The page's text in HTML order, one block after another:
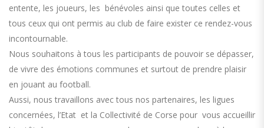
entente, les joueurs, les bénévoles ainsi que toutes celles et
tous ceux qui ont permis au club de faire exister ce rendez-vous
incontournable.
Nous souhaitons à tous les participants de pouvoir se dépasser,
de vivre des émotions communes et surtout de prendre plaisir
en jouant au football.
Aussi, nous travaillons avec tous nos partenaires, les ligues
concernées, l’Etat et la Collectivité de Corse pour vous accueillir